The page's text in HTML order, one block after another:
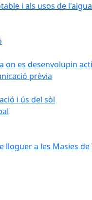
i als usos de
on es desenvolupin
prèvia
i ús del sòl
a les Masies de